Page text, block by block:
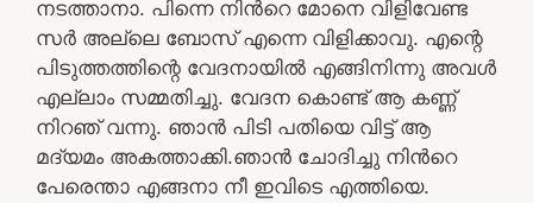
നടത്താനാ. പിന്നെ നിന്‍റെ മോനെ വിളിവേണ്ട
സർ അല്ലെ ബോസ് എന്നെ വിളിക്കാവു. എന്റെ
പിടുത്തത്തിന്റെ വേദനായിൽ എങ്ങിനിന്നു അവൾ
എല്ലാം സമ്മതിച്ചു. വേദന കൊണ്ട് ആ കണ്ണ്
നിറഞ് വന്നു. ഞാൻ പിടി പതിയെ വിട്ട് ആ
മദ്യമം അകത്താക്കി.ഞാൻ ചോദിച്ചു നിന്‍റെ
പേരെന്താ എങ്ങനാ നീ ഇവിടെ എത്തിയെ.